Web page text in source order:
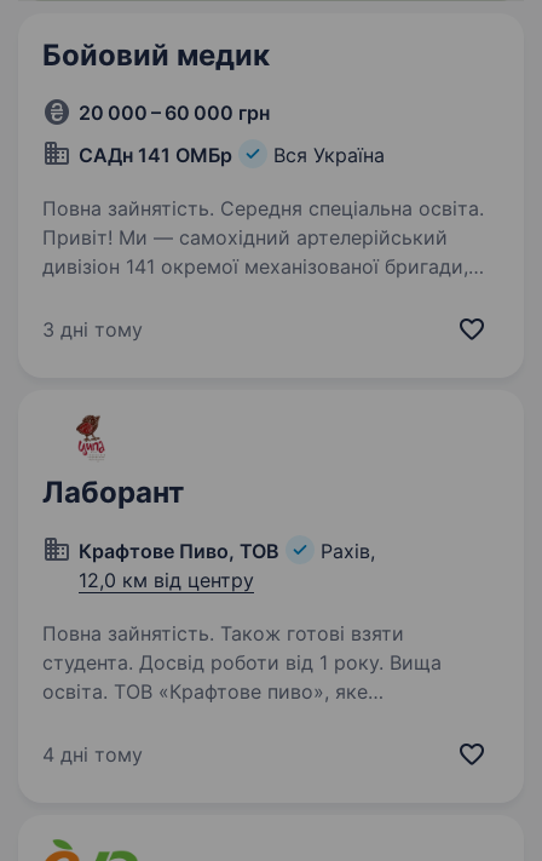
Бойовий медик
20 000 – 60 000 грн
САДн 141 ОМБр
Вся Україна
Повна зайнятість. Середня спеціальна освіта.
Привіт! Ми — самохідний артелерійський
дивізіон 141 окремої механізованої бригади,
бореться за мир і безпеку України. Наше
3 дні тому
Лаборант
Крафтове Пиво, ТОВ
Рахів,
12,0 км від центру
Повна зайнятість. Також готові взяти
студента. Досвід роботи від 1 року. Вища
освіта. ТОВ «Крафтове пиво», яке
Закарпатської області шукає на роботу
виробництва. 2.Виконання…
4 дні тому